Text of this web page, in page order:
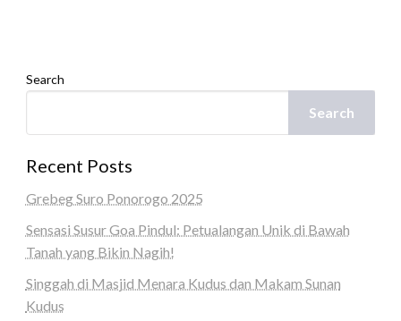
Search
Search
Recent Posts
Grebeg Suro Ponorogo 2025
Sensasi Susur Goa Pindul: Petualangan Unik di Bawah
Tanah yang Bikin Nagih!
Singgah di Masjid Menara Kudus dan Makam Sunan
Kudus